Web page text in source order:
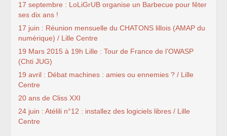
17 septembre : LoLiGrUB organise un Barbecue pour fêter
ses dix ans !
17 juin : Réunion mensuelle du CHATONS lillois (AMAP du
numérique) / Lille Centre
19 Mars 2015 à 19h Lille : Tour de France de l’OWASP
(Chti JUG)
19 avril : Débat machines : amies ou ennemies ? / Lille
Centre
20 ans de Cliss XXI
24 juin : Atélili n°12 : installez des logiciels libres / Lille
Centre